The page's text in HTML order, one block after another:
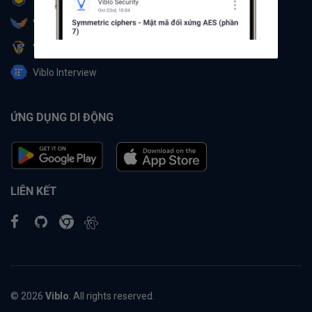
Viblo Partner
Viblo Battle
Viblo Interview
ỨNG DỤNG DI ĐỘNG
LIÊN KẾT
© 2026 Viblo . All rights reserved.